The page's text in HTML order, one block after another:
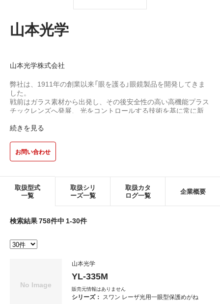
山本光学
山本光学株式会社
弊社は、1911年の創業以来「眼を護る」眼鏡製品を開発してきま
した。
戦前はガラス素材から出発し、その後安全性の高い高機能プラス
チックレンズへ発展、 光をコントロールする技術を基に常に新
今では広く産業・スポーツ＆レジャー・生活の分野で長年にわた
界に送り出しています。
企業理念である「人々の心の豊かな生活文化を創造し社会に貢献
する」快適創造企業を標榜し、人々の夢と希望をカタチにするこ
この事業コンセプトにより労働災害やスポーツをする人の身体の
みならず、人々のライフスタイル全般にわたって起こりうる危険
について、より積極的に護ることにより、 安全でより快適な生
活環境をサポートして行きたいと考えております。
れた技術と製品開発力で、多様な眼鏡、レンズを世界に送り出し
ていきます。
続きを見る
お問い合わせ
取扱型式
一覧
取扱シリ
ーズ一覧
取扱カタ
ログ一覧
企業概要
検索結果 758件中 1-30件
山本光学
YL-335M
販売元情報はありません
シリーズ： スワン レーザ光用一眼型保護めがね